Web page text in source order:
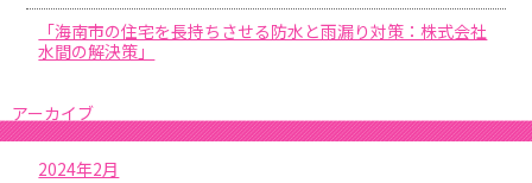
「海南市の住宅を長持ちさせる防水と雨漏り対策：株式会社
水間の解決策」
アーカイブ
2024年2月